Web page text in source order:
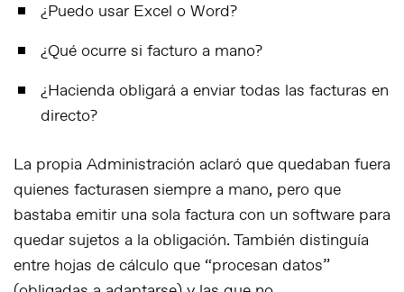
¿Puedo usar Excel o Word?
¿Qué ocurre si facturo a mano?
¿Hacienda obligará a enviar todas las facturas en
directo?
La propia Administración aclaró que quedaban fuera
quienes facturasen siempre a mano, pero que
bastaba emitir una sola factura con un software para
quedar sujetos a la obligación. También distinguía
entre hojas de cálculo que “procesan datos”